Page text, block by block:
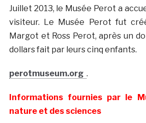
Juillet 2013, le Musée Perot a
visiteur. Le Musée Perot fut
Margot et Ross Perot, après un
dollars fait par leurs cinq enfants.
perotmuseum.org .
Informations fournies par le
nature et des sciences